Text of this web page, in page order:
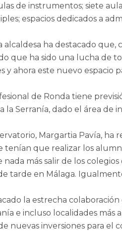
de instrumentos; siete
espacios dedicados a
alcaldesa ha destacado
que ha sido una lucha de
y ahora este nuevo espacio
de Ronda tiene
la Serranía, dado el área de
Margartia Pavía,
que realizar los
nada más salir de los
de tarde en Málaga.
la estrecha
e incluso localidades
nuevas inversiones para